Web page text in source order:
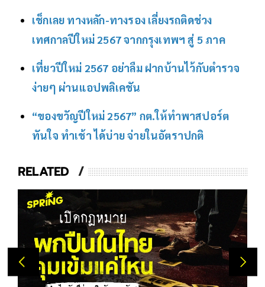
เช็กเลย ทางหลัก-ทางรอง เลี่ยงรถติดช่วง
เทศกาลปีใหม่ 2567 จากกรุงเทพฯ สู่ 5 ภาค
เที่ยวปีใหม่ 2567 อย่าลืม ฝากบ้านไว้กับตำรวจ
ง่ายๆ ผ่านแอปพลิเคชัน
“ของขวัญปีใหม่ 2567” กต.ให้ทำพาสปอร์ต
ทันใจ ทำเช้า ได้บ่าย จ่ายในอัตราปกติ
RELATED